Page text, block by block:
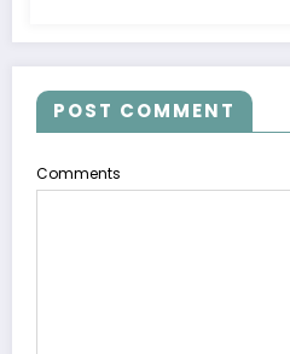
POST COMMENT
Comments